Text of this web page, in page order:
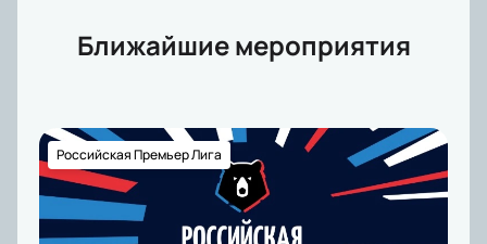
Ближайшие мероприятия
Российская Премьер Лига